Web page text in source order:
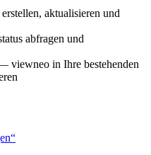
aktualisieren und
abfragen und
viewneo in Ihre bestehenden